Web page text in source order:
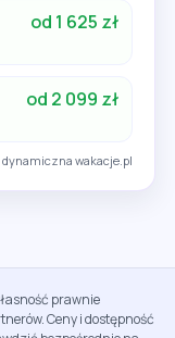
od 1 625 zł
od 2 099 zł
dynamiczna wakacje.pl
prawnie
Ceny i dostępność